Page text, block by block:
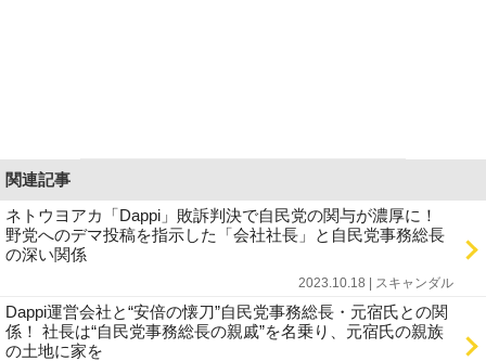
関連記事
ネトウヨアカ「Dappi」敗訴判決で自民党の関与が濃厚に！
野党へのデマ投稿を指示した「会社社長」と自民党事務総長
の深い関係
2023.10.18 | スキャンダル
Dappi運営会社と“安倍の懐刀”自民党事務総長・元宿氏との関
係！ 社長は“自民党事務総長の親戚”を名乗り、元宿氏の親族
の土地に家を